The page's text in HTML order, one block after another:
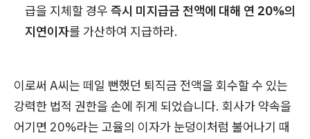
급을 지체할 경우 즉시 미지급금 전액에 대해 연 20%의
지연이자를 가산하여 지급하라.
이로써 A씨는 떼일 뻔했던 퇴직금 전액을 회수할 수 있는
강력한 법적 권한을 손에 쥐게 되었습니다. 회사가 약속을
어기면 20%라는 고율의 이자가 눈덩이처럼 불어나기 때